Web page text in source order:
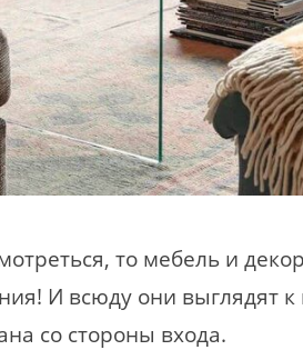
то мебель и
И всюду они выглядят
со стороны входа.